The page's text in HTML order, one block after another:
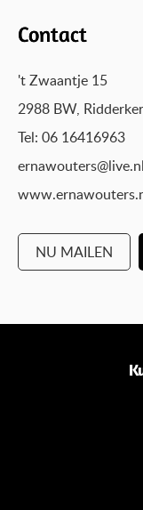
Contact
't Zwaantje 15
2988 BW,
Tel: 06 16416963
ernawouters@live.nl
NU MAILEN